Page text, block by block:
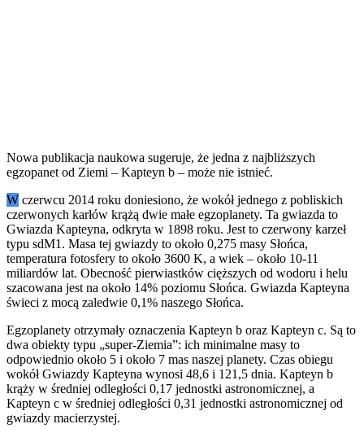
Nowa publikacja naukowa sugeruje, że jedna z najbliższych
egzopanet od Ziemi – Kapteyn b – może nie istnieć.
W czerwcu 2014 roku doniesiono, że wokół jednego z pobliskich
czerwonych karłów krążą dwie małe egzoplanety. Ta gwiazda to
Gwiazda Kapteyna, odkryta w 1898 roku. Jest to czerwony karzeł
typu sdM1. Masa tej gwiazdy to około 0,275 masy Słońca,
temperatura fotosfery to około 3600 K, a wiek – około 10-11
miliardów lat. Obecność pierwiastków cięższych od wodoru i helu
szacowana jest na około 14% poziomu Słońca. Gwiazda Kapteyna
świeci z mocą zaledwie 0,1% naszego Słońca.
Egzoplanety otrzymały oznaczenia Kapteyn b oraz Kapteyn c. Są to
dwa obiekty typu „super-Ziemia”: ich minimalne masy to
odpowiednio około 5 i około 7 mas naszej planety. Czas obiegu
wokół Gwiazdy Kapteyna wynosi 48,6 i 121,5 dnia. Kapteyn b
krąży w średniej odległości 0,17 jednostki astronomicznej, a
Kapteyn c w średniej odległości 0,31 jednostki astronomicznej od
gwiazdy macierzystej.